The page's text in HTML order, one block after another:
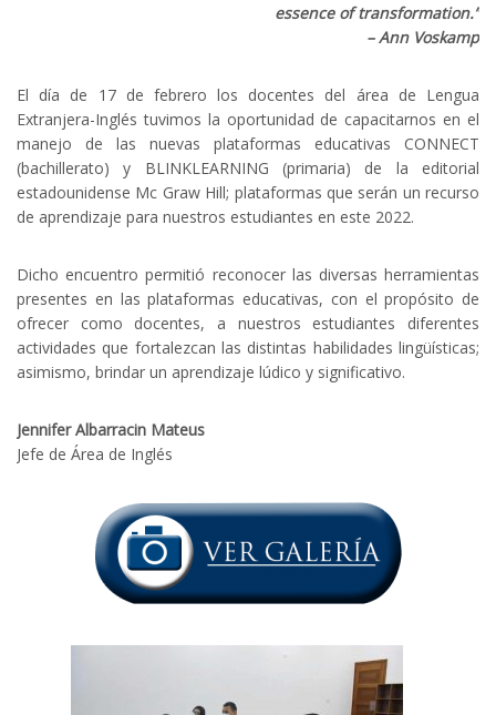
essence of transformation.”
– Ann Voskamp
El día de 17 de febrero los docentes del área de Lengua
Extranjera-Inglés tuvimos la oportunidad de capacitarnos en el
manejo de las nuevas plataformas educativas CONNECT
(bachillerato) y BLINKLEARNING (primaria) de la editorial
estadounidense Mc Graw Hill; plataformas que serán un recurso
de aprendizaje para nuestros estudiantes en este 2022.
Dicho encuentro permitió reconocer las diversas herramientas
presentes en las plataformas educativas, con el propósito de
ofrecer como docentes, a nuestros estudiantes diferentes
actividades que fortalezcan las distintas habilidades lingüísticas;
asimismo, brindar un aprendizaje lúdico y significativo.
Jennifer Albarracin Mateus
Jefe de Área de Inglés